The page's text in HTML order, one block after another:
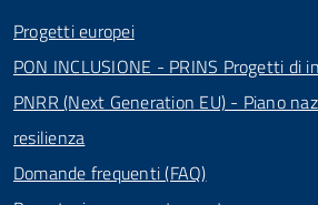
Progetti europei
PON INCLUSIONE - PRINS Progetti di
PNRR (Next Generation EU) - Piano
resilienza
Domande frequenti (FAQ)